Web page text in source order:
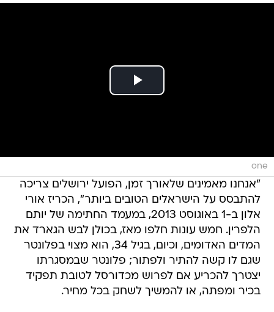
one
"אנחנו מאמינים שלאורך זמן, הפועל ירושלים צריכה
להתבסס על הישראלים הטובים ביותר", הכריז אורי
אלון ב-1 באוגוסט 2013, במעמד החתימה של יותם
הלפרין. חמש עונות חלפו מאז, בכולן לבש הגארד את
המדים האדומים, וכיום, בגיל 34, הוא מצוי בפלונטר
שגם לו קשה להתיר ולפתור; פלונטר שבמסגרתו
יצטרך להכריע אם לפרוש מכדורסל לטובת תפקיד
בכיר ומפתה, או להמשיך לשחק בכל מחיר.